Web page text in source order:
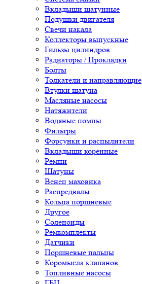
Вкладыши шатунные
Подушки двигателя
Свечи накала
Коллекторы выпускные
Гильзы цилиндров
Радиаторы / Прокладки
Болты
Толкатели и направляющие
Втулки шатуна
Масляные насосы
Натяжители
Водяные помпы
Фильтры
Форсунки и распылители
Вкладыши коренные
Ремни
Шатуны
Венец маховика
Распредвалы
Кольца поршневые
Другое
Соленоиды
Ремкомплекты
Датчики
Поршневые пальцы
Коромысла клапанов
Топливные насосы